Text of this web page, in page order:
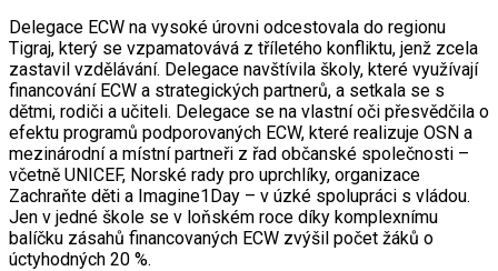
Delegace ECW na vysoké úrovni odcestovala do regionu
Tigraj, který se vzpamatovává z tříletého konfliktu, jenž zcela
zastavil vzdělávání. Delegace navštívila školy, které využívají
financování ECW a strategických partnerů, a setkala se s
dětmi, rodiči a učiteli. Delegace se na vlastní oči přesvědčila o
efektu programů podporovaných ECW, které realizuje OSN a
mezinárodní a místní partneři z řad občanské společnosti –
včetně UNICEF, Norské rady pro uprchlíky, organizace
Zachraňte děti a Imagine1Day – v úzké spolupráci s vládou.
Jen v jedné škole se v loňském roce díky komplexnímu
balíčku zásahů financovaných ECW zvýšil počet žáků o
úctyhodných 20 %.